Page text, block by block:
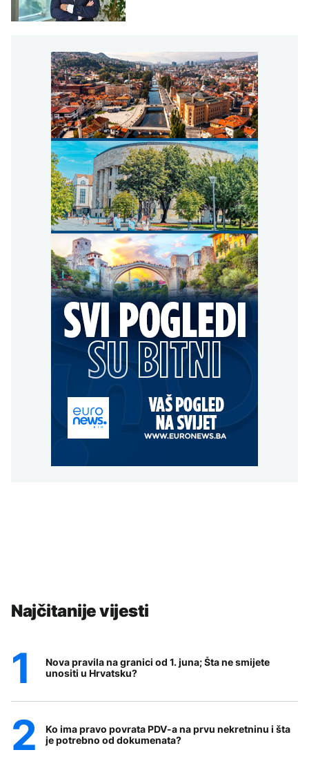
Najčitanije vijesti
Nova pravila na granici od 1. juna; Šta ne smijete
unositi u Hrvatsku?
Ko ima pravo povrata PDV-a na prvu nekretninu i šta
je potrebno od dokumenata?